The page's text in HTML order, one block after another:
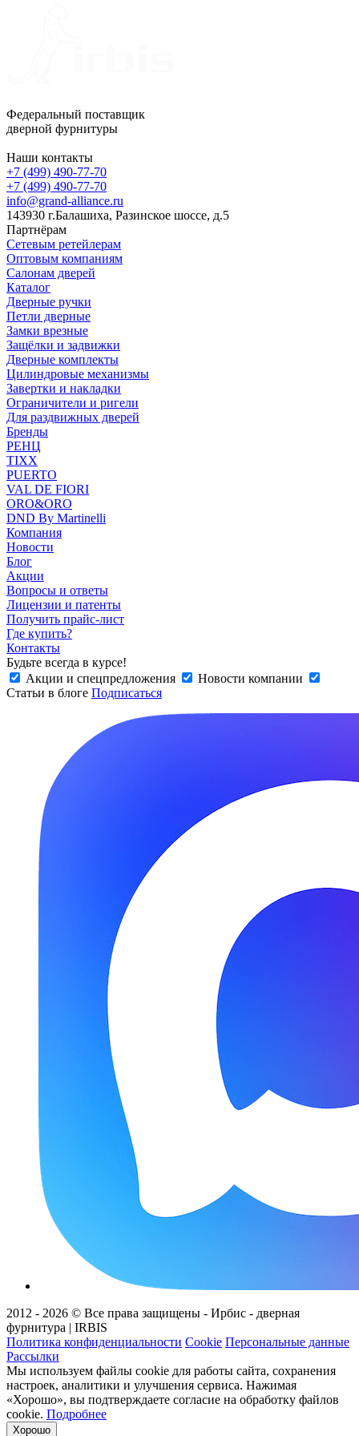
Федеральный поставщик
дверной фурнитуры
Наши контакты
+7 (499) 490-77-70
+7 (499) 490-77-70
info@grand-alliance.ru
143930 г.Балашиха, Разинское шоссе, д.5
Партнёрам
Сетевым ретейлерам
Оптовым компаниям
Салонам дверей
Каталог
Дверные ручки
Петли дверные
Замки врезные
Защёлки и задвижки
Дверные комплекты
Цилиндровые механизмы
Завертки и накладки
Ограничители и ригели
Для раздвижных дверей
Бренды
РЕНЦ
TIXX
PUERTO
VAL DE FIORI
ORO&ORO
DND By Martinelli
Компания
Новости
Блог
Акции
Вопросы и ответы
Лицензии и патенты
Получить прайс-лист
Где купить?
Контакты
Будьте всегда в курсе!
Акции и спецпредложения
Новости компании
Статьи в блоге Подписаться
2012 - 2026 © Все права защищены - Ирбис - дверная
фурнитура | IRBIS
Политика конфиденциальности Cookie Персональные данные
Рассылки
Мы используем файлы cookie для работы сайта, сохранения
настроек, аналитики и улучшения сервиса. Нажимая
«Хорошо», вы подтверждаете согласие на обработку файлов
cookie. Подробнее
Хорошо